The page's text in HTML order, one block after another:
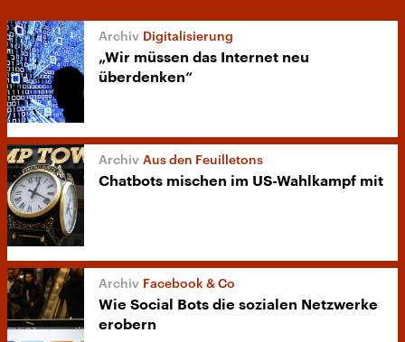
Digitalisierung
„Wir müssen das Internet neu
überdenken“
Aus den Feuilletons
Chatbots mischen im US-Wahlkampf mit
Facebook & Co
Wie Social Bots die sozialen Netzwerke
erobern